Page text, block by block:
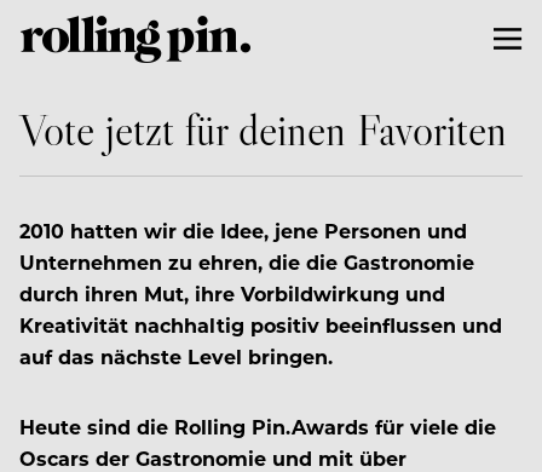
Vote jetzt für deinen Favoriten
2010 hatten wir die Idee, jene Personen und
Unternehmen zu ehren, die die Gastronomie
durch ihren Mut, ihre Vorbildwirkung und
Kreativität nachhaltig positiv beeinflussen und
auf das nächste Level bringen.
Heute sind die Rolling Pin.Awards für viele die
Oscars der Gastronomie und mit über